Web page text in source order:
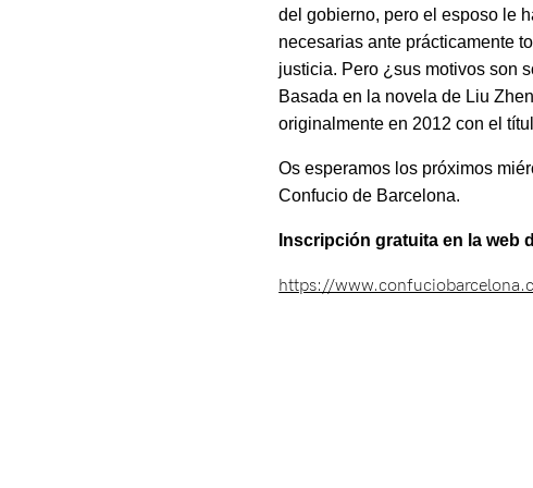
del gobierno, pero el esposo le
necesarias ante prácticamente
justicia. Pero ¿sus motivos son
Basada en la novela de Liu
originalmente en 2012 con el
Os esperamos los próximos
Confucio de Barcelona.
Inscripción gratuita en la web
https://